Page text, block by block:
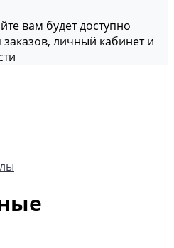
вам будет доступно
личный кабинет и